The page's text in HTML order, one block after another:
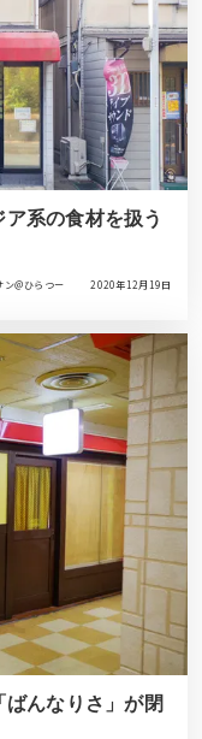
系の食材を扱う
ン＠ひらつー 2020年12月19日
んなりさ」が閉